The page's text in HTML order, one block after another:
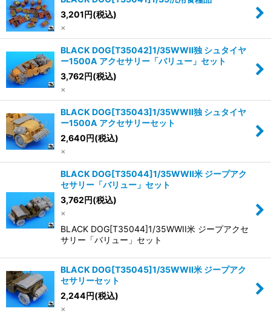
3,201円(税込)
×
BLACK DOG[T35042]1/35WWII独 シュタイヤ
ー1500A アクセサリー「バリュー」セット
3,762円(税込)
×
BLACK DOG[T35043]1/35WWII独 シュタイヤ
ー1500A アクセサリーセット
2,640円(税込)
×
BLACK DOG[T35044]1/35WWII米 ジープアク
セサリー「バリュー」セット
3,762円(税込)
×
BLACK DOG[T35044]1/35WWII米 ジープアクセ
サリー「バリュー」セット
BLACK DOG[T35045]1/35WWII米 ジープアク
セサリーセット
2,244円(税込)
×